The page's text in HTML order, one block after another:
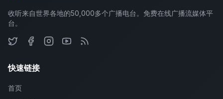
收听来自世界各地的50,000多个广播电台。免费在线广播流媒体平
台。
快速链接
首页